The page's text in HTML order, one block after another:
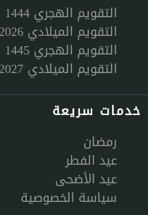
التقويم الهجري 1444
التقويم الميلادي 2026
التقويم الهجري 1445
التقويم الميلادي 2027
خدمات سريعة
رمضان
عيد الفطر
عيد الأضحى
سياسة الخصوصية